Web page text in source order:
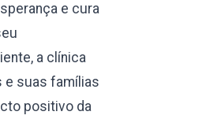
e cura
a clínica
e suas famílias
positivo da